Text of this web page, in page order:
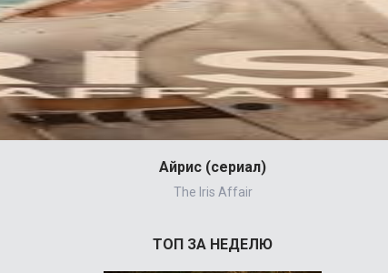
Айрис (сериал)
The Iris Affair
ТОП ЗА НЕДЕЛЮ